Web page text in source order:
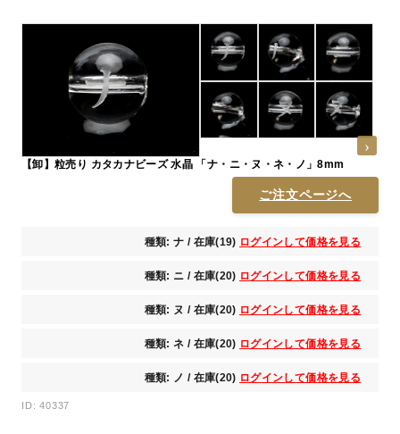
【卸】粒売り カタカナビーズ 水晶 「ナ・ニ・ヌ・ネ・ノ」8mm
ご注文ページへ
種類: ナ / 在庫(19) ログインして価格を見る
種類: ニ / 在庫(20) ログインして価格を見る
種類: ヌ / 在庫(20) ログインして価格を見る
種類: ネ / 在庫(20) ログインして価格を見る
種類: ノ / 在庫(20) ログインして価格を見る
ID: 40337